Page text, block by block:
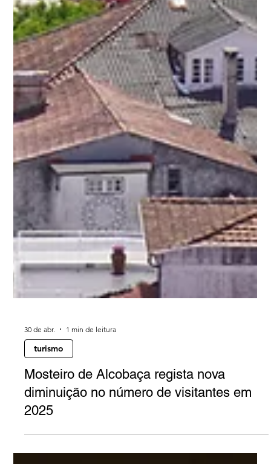
30 de abr. 1 min de leitura
turismo
Mosteiro de Alcobaça regista nova
diminuição no número de visitantes em